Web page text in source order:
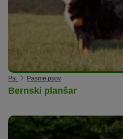
Psi Pasme psov
Bernski planšar